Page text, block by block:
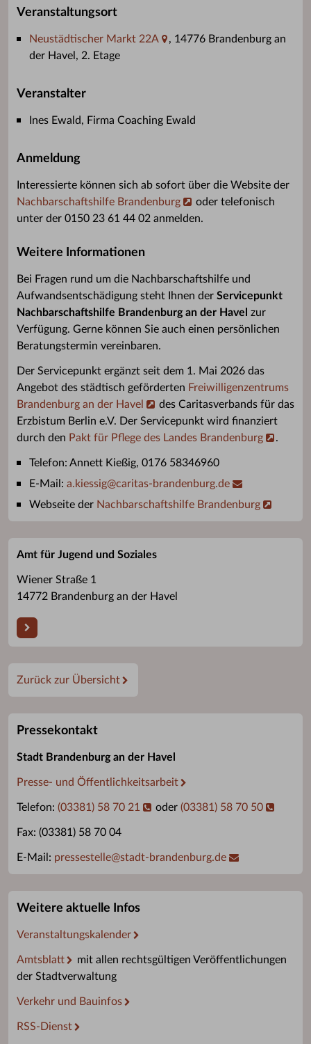
Veranstaltungsort
Neustädtischer Markt 22A
, 14776 Brandenburg an
der Havel, 2. Etage
Veranstalter
Ines Ewald, Firma Coaching Ewald
Anmeldung
Interessierte können sich ab sofort über die Website der
Nachbarschaftshilfe Brandenburg
oder telefonisch
unter der 0150 23 61 44 02 anmelden.
Weitere Informationen
Bei Fragen rund um die Nachbarschaftshilfe und
Aufwandsentschädigung steht Ihnen der Servicepunkt
Nachbarschaftshilfe Brandenburg an der Havel zur
Verfügung. Gerne können Sie auch einen persönlichen
Beratungstermin vereinbaren.
Der Servicepunkt ergänzt seit dem 1. Mai 2026 das
Angebot des städtisch geförderten Freiwilligenzentrums
Brandenburg an der Havel
des Caritasverbands für das
Erzbistum Berlin e.V. Der Servicepunkt wird finanziert
durch den Pakt für Pflege des Landes Brandenburg .
Telefon: Annett Kießig, 0176 58346960
E-Mail: a.kiessig@caritas-brandenburg.de
Webseite der Nachbarschaftshilfe Brandenburg
Amt für Jugend und Soziales
Wiener Straße 1
14772 Brandenburg an der Havel
Zurück zur Übersicht
Pressekontakt
Stadt Brandenburg an der Havel
Presse- und Öffentlichkeitsarbeit
Telefon: (03381) 58 70 21 oder (03381) 58 70 50
Fax: (03381) 58 70 04
E-Mail: pressestelle@stadt-brandenburg.de
Weitere aktuelle Infos
Veranstaltungskalender
Amtsblatt
mit allen rechtsgültigen Veröffentlichungen
der Stadtverwaltung
Verkehr und Bauinfos
RSS-Dienst